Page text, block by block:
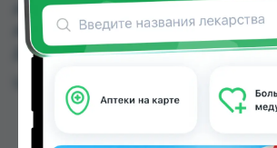
Авиценна, АЗИЗ ВАКО , Алишер-К,
Аптека Алфавит по цене от 1.50
Душанбе и других городах
Цена: от1.50 TJS